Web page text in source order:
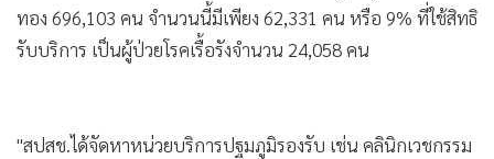
•
News1
ทอง 696,103 คน จำนวนนี้มีเพียง 62,331 คน หรือ 9% ที่ใช้สิทธิ
รับบริการ เป็นผู้ป่วยโรคเรื้อรังจำนวน 24,058 คน
"สปสช.ได้จัดหาหน่วยบริการปฐมภูมิรองรับ เช่น คลินิกเวชกรรม